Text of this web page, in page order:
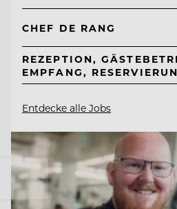
CHEF DE RANG
REZEPTION,
EMPFANG,
Entdecke alle Jobs